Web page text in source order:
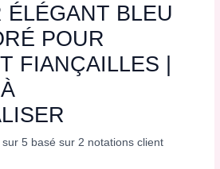
ÉLÉGANT BLEU
POUR
FIANÇAILLES |
sur 5 basé sur 2 notations client